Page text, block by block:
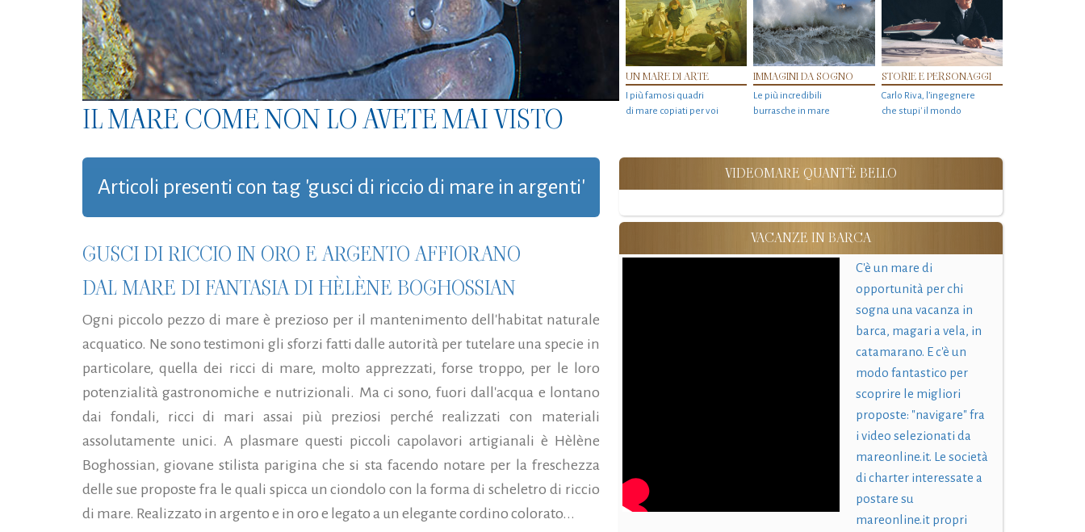
IL MARE COME NON LO AVETE MAI VISTO
UN MARE DI ARTE
I più famosi quadri
di mare copiati per voi
IMMAGINI DA SOGNO
Le più incredibili
burrasche in mare
STORIE E PERSONAGGI
Carlo Riva, l’ingegnere
che stupi' il mondo
Articoli presenti con tag 'gusci di riccio di mare in argenti'
GUSCI DI RICCIO IN ORO E ARGENTO AFFIORANO
DAL MARE DI FANTASIA DI HÈLÈNE BOGHOSSIAN
Ogni piccolo pezzo di mare è prezioso per il mantenimento dell'habitat naturale
acquatico. Ne sono testimoni gli sforzi fatti dalle autorità per tutelare una specie in
particolare, quella dei ricci di mare, molto apprezzati, forse troppo, per le loro
potenzialità gastronomiche e nutrizionali. Ma ci sono, fuori dall'acqua e lontano
dai fondali, ricci di mari assai più preziosi perché realizzati con materiali
assolutamente unici. A plasmare questi piccoli capolavori artigianali è Hèlène
Boghossian, giovane stilista parigina che si sta facendo notare per la freschezza
delle sue proposte fra le quali spicca un ciondolo con la forma di scheletro di riccio
di mare. Realizzato in argento e in oro e legato a un elegante cordino colorato...
VIDEOMARE QUANT'È BELLO
VACANZE IN BARCA
C'è un mare di
opportunità per chi
sogna una vacanza in
barca, magari a vela, in
catamarano. E c'è un
modo fantastico per
scoprire le migliori
proposte: "navigare" fra
i video selezionati da
mareonline.it. Le società
di charter interessate a
postare su
mareonline.it propri